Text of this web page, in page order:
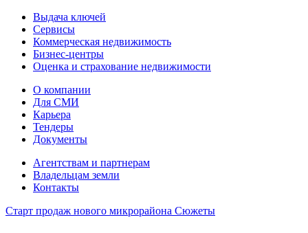
Выдача ключей
Сервисы
Коммерческая недвижимость
Бизнес-центры
Оценка и страхование недвижимости
О компании
Для СМИ
Карьера
Тендеры
Документы
Агентствам и партнерам
Владельцам земли
Контакты
Старт продаж нового микрорайона Сюжеты